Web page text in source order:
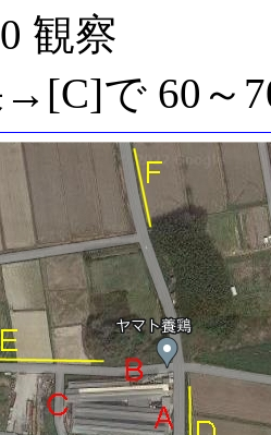
観察
で 60～